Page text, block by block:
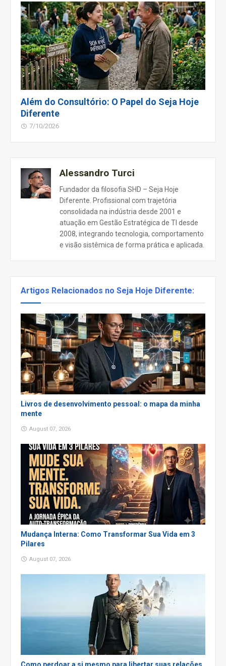
Além do Consultório: O Papel do Seja Hoje
Diferente
7/10/2026
Alessandro Turci
Fundador da filosofia SHD – Seja Hoje
Diferente. Profissional com trajetória
consolidada na indústria desde 2001 e
atuação em Gestão Estratégica de TI desde
2008, integrando tecnologia, comportamento
e visão sistêmica de forma prática e aplicada.
Artigos Relacionados no Seja Hoje Diferente:
Livros de desenvolvimento pessoal: o mapa da minha
mente
August 07, 2026
Mudança Interna: Como Transformar Sua Vida em 3
Pilares
August 07, 2026